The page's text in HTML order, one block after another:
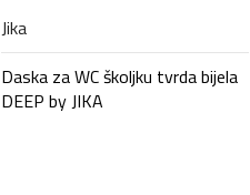
Jika
Daska za WC školjku tvrda bijela
DEEP by JIKA